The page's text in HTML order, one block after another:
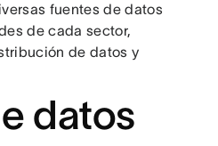
fuentes de datos
de cada sector,
de datos y
datos